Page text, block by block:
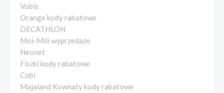
Vobis
Orange kody rabatowe
DECATHLON
Moi-Mili wyprzedaże
Neonet
Fiszki kody rabatowe
Cobi
Majaland Kownaty kody rabatowe